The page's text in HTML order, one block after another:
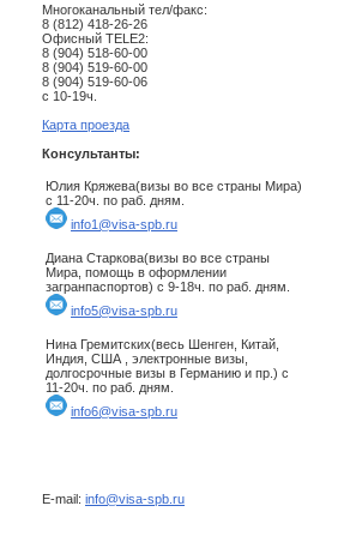
Многоканальный тел/факс:
8 (812) 418-26-26
Офисный TELE2:
8 (904) 518-60-00
8 (904) 519-60-00
8 (904) 519-60-06
с 10-19ч.
Карта проезда
Консультанты:
Юлия Кряжева(визы во все страны Мира)
с 11-20ч. по раб. дням.
info1@visa-spb.ru
Диана Старкова(визы во все страны
Мира, помощь в оформлении
загранпаспортов) с 9-18ч. по раб. дням.
info5@visa-spb.ru
Нина Гремитских(весь Шенген, Китай,
Индия, США , электронные визы,
долгосрочные визы в Германию и пр.) с
11-20ч. по раб. дням.
info6@visa-spb.ru
E-mail: info@visa-spb.ru